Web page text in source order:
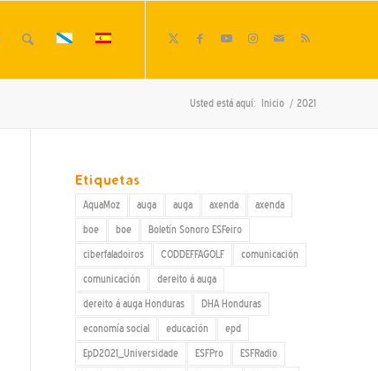
Usted está aquí: Inicio / 2021
Etiquetas
AquaMoz auga auga axenda
axenda
boe
boe
Boletín Sonoro ESFeiro
ciberfaladoiros
CODDEFFAGOLF
comunicación
comunicación
dereito á auga
dereito á auga Honduras
DHA Honduras
economía social
educación
epd
EpD2021_Universidade
ESFPro
ESFRadio